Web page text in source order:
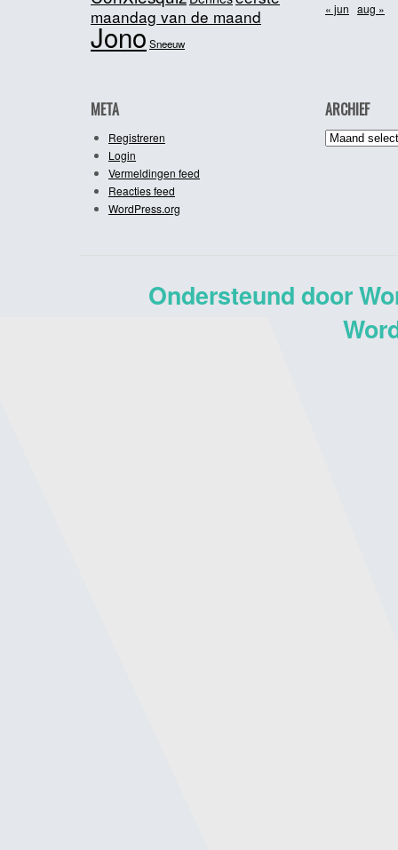
maandag van de maand
JonoSneeuw
« jun aug »
META
Registreren
Login
Vermeldingen feed
Reacties feed
WordPress.org
ARCHIEF
Archief
Ondersteund door